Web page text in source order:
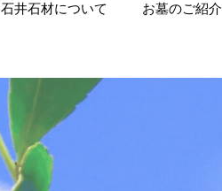
石井石材について お墓のご紹介